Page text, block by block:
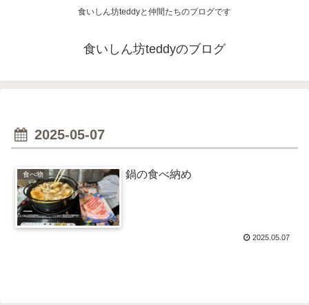
食いしん坊teddyと仲間たちのブログです
食いしん坊teddyのブログ
2025-05-07
食べ物 鍋の食べ納め
2025.05.07